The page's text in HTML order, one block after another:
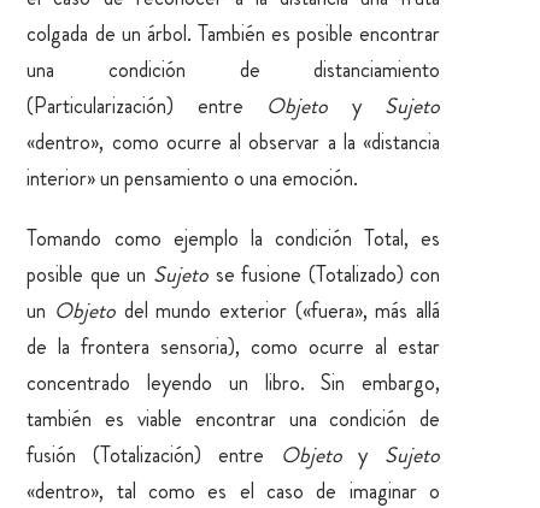
colgada de un árbol. También es posible encontrar
una condición de distanciamiento
(Particularización) entre Objeto y Sujeto
«dentro», como ocurre al observar a la «distancia
interior» un pensamiento o una emoción.
Tomando como ejemplo la condición Total, es
posible que un Sujeto se fusione (Totalizado) con
un Objeto del mundo exterior («fuera», más allá
de la frontera sensoria), como ocurre al estar
concentrado leyendo un libro. Sin embargo,
también es viable encontrar una condición de
fusión (Totalización) entre Objetoy Sujeto
«dentro», tal como es el caso de imaginar o